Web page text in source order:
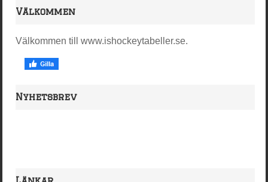
Välkommen
Välkommen till www.ishockeytabeller.se.
Nyhetsbrev